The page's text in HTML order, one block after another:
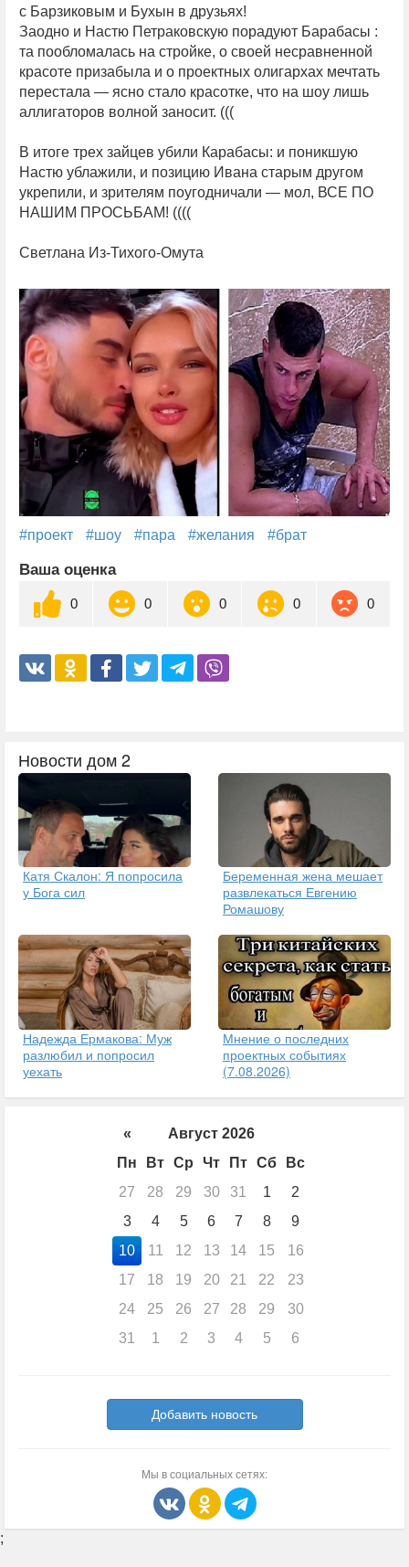
с Барзиковым и Бухын в друзьях!
Заодно и Настю Петраковскую порадуют Барабасы :
та пообломалась на стройке, о своей несравненной
красоте призабыла и о проектных олигархах мечтать
перестала — ясно стало красотке, что на шоу лишь
аллигаторов волной заносит. (((
В итоге трех зайцев убили Карабасы: и поникшую
Настю ублажили, и позицию Ивана старым другом
укрепили, и зрителям поугодничали — мол, ВСЕ ПО
НАШИМ ПРОСЬБАМ! ((((
Светлана Из-Тихого-Омута
#проект #шоу #пара #желания #брат
Ваша оценка
0 0 0 0 0
Новости дом 2
Катя Скалон: Я попросила
у Бога сил
Беременная жена мешает
развлекаться Евгению
Ромашову
Надежда Ермакова: Муж
разлюбил и попросил
уехать
Мнение о последних
проектных событиях
(7.08.2026)
«
Август 2026
Пн
Вт Ср Чт Пт Сб
Вс
27
28 29 30 31 1
2
3
4 5 6 7 8
9
10
11 12 13 14 15
16
17
18 19 20 21 22
23
24
25 26 27 28 29
30
31
1 2 3 4 5 6
Добавить новость
Мы в социальных сетях:
;